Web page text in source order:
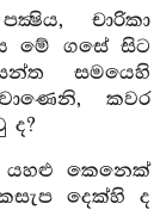
චාරිකා
මේ ගසේ සිට
සමයෙහි
කවර
ද?
යහළු කෙනෙක්
දෙක්හි ද